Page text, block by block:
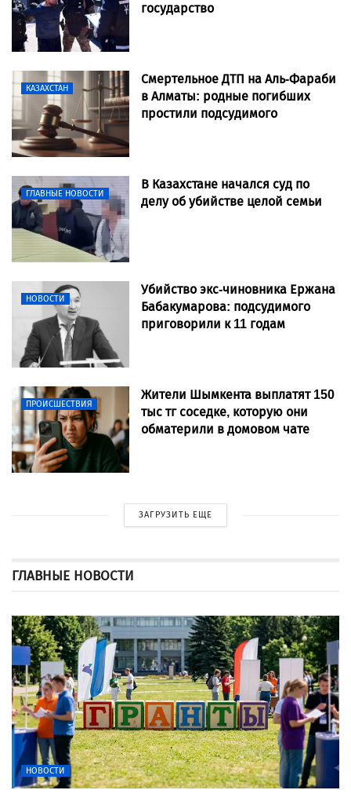
государство
КАЗАХСТАН
Смертельное ДТП на Аль-Фараби
в Алматы: родные погибших
простили подсудимого
ГЛАВНЫЕ НОВОСТИ
В Казахстане начался суд по
делу об убийстве целой семьи
НОВОСТИ
Убийство экс-чиновника Ержана
Бабакумарова: подсудимого
приговорили к 11 годам
ПРОИСШЕСТВИЯ
Жители Шымкента выплатят 150
тыс тг соседке, которую они
обматерили в домовом чате
ЗАГРУЗИТЬ ЕЩЕ
ГЛАВНЫЕ НОВОСТИ
НОВОСТИ